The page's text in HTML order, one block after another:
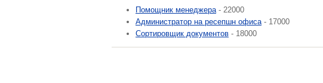
Помощник менеджера- 22000
Администратор на ресепшн офиса- 17000
Сортировщик документов - 18000